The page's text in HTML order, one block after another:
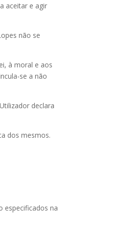
aceitar e agir
não se
à moral e aos
se a não
declara
dos mesmos.
especificados na